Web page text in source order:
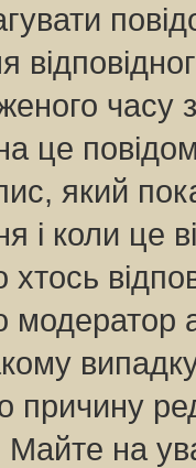
це
який
і коли це
модератор
причину
Майте на